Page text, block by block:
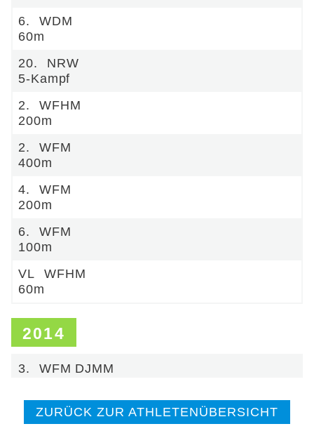
6.
WDM
60m
20.
NRW
5-Kampf
2.
WFHM
200m
2.
WFM
400m
4.
WFM
200m
6.
WFM
100m
VL
WFHM
60m
2014
3. WFM DJMM
ZURÜCK ZUR ATHLETENÜBERSICHT